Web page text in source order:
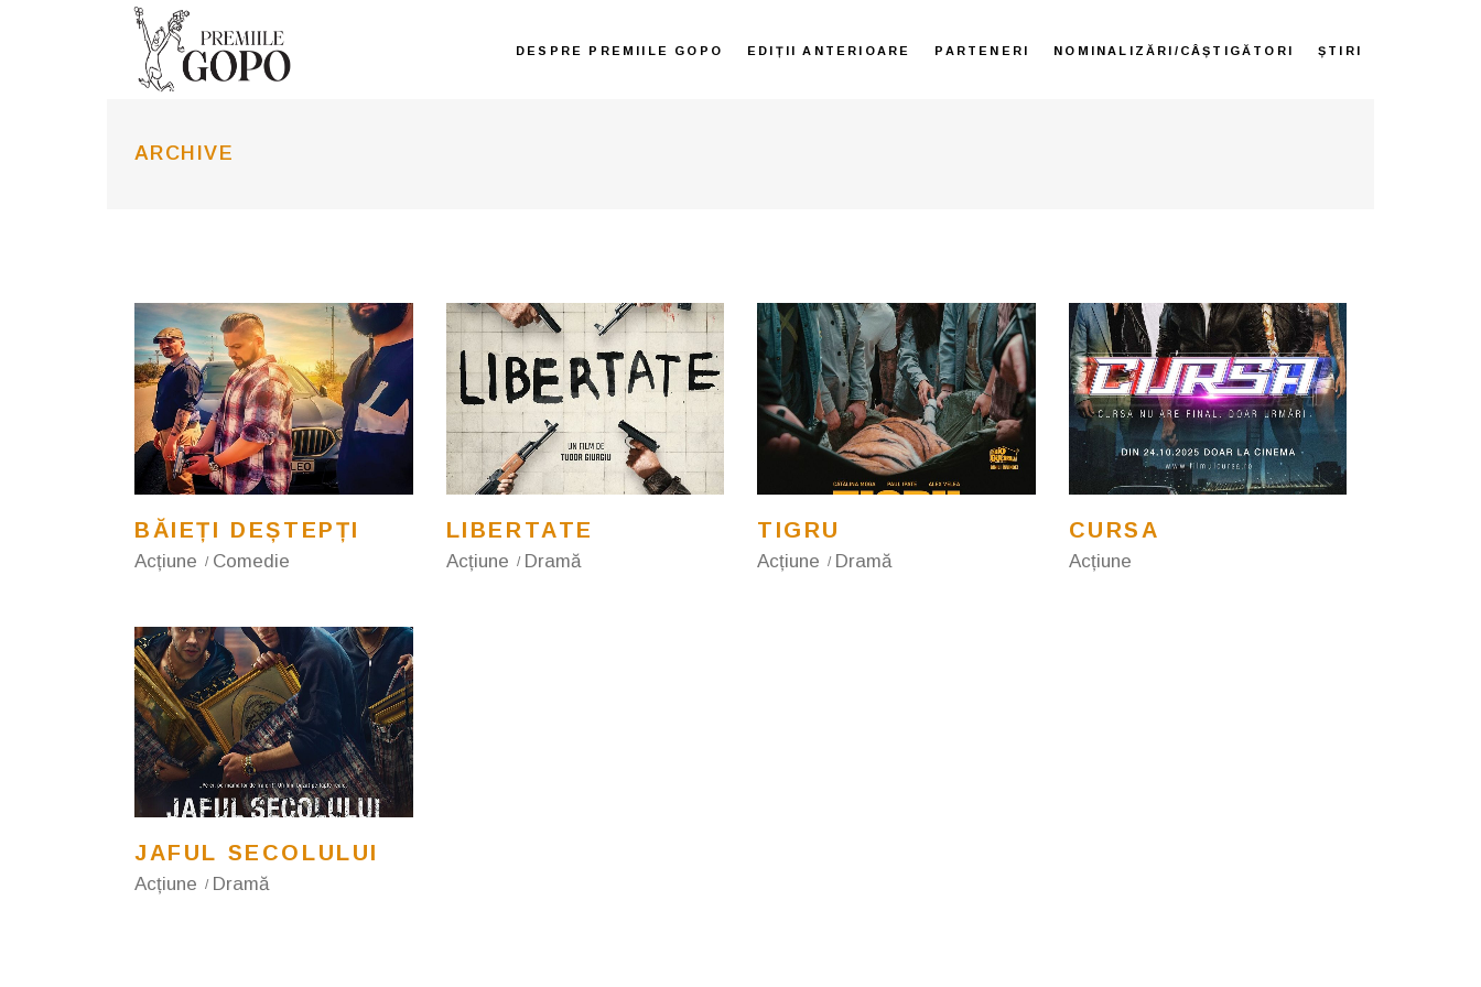
DESPRE PREMIILE GOPO EDIȚII ANTERIOARE PARTENERI NOMINALIZĂRI/CÂȘTIGĂTORI ȘTIRI
ARCHIVE
BĂIEȚI DEȘTEPȚI
Acțiune Comedie
LIBERTATE
Acțiune Dramă
TIGRU
Acțiune Dramă
CURSA
Acțiune
JAFUL SECOLULUI
Acțiune Dramă